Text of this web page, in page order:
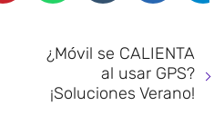
¿Móvil se CALIENTA
al usar GPS?
¡Soluciones Verano!